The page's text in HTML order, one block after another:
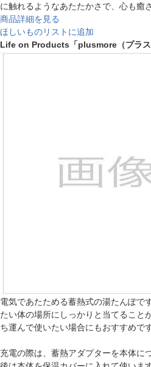
に触れるようなあたたかさで、心も癒
商品詳細を見る
ほしいものリストに追加
Life on Products「plusmore（プラス
電気であたためる蓄熱式の湯たんぽで
たい体の場所にしっかりと当てること
ち運んで使いたい場合にもおすすめです
充電の際は、蓄熱アダプターを本体に